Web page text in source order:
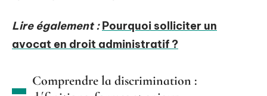
Lire également : Pourquoi solliciter un
avocat en droit administratif ?
Comprendre la discrimination :